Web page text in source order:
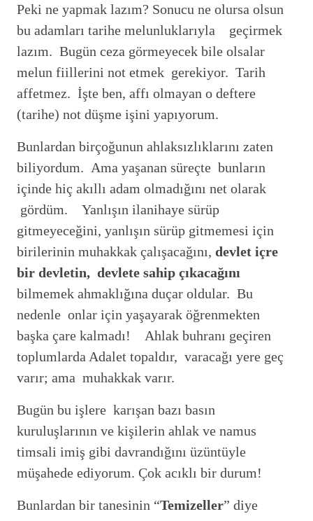
Peki ne yapmak lazım? Sonucu ne olursa olsun
bu adamları tarihe melunluklarıyla geçirmek
lazım. Bugün ceza görmeyecek bile olsalar
melun fiillerini not etmek gerekiyor. Tarih
affetmez. İşte ben, affı olmayan o deftere
(tarihe) not düşme işini yapıyorum.
Bunlardan birçoğunun ahlaksızlıklarını zaten
biliyordum. Ama yaşanan süreçte bunların
içinde hiç akıllı adam olmadığını net olarak
gördüm. Yanlışın ilanihaye sürüp
gitmeyeceğini, yanlışın sürüp gitmemesi için
birilerinin muhakkak çalışacağını, devlet içre
bir devletin, devlete sahip çıkacağını
bilmemek ahmaklığına duçar oldular. Bu
nedenle onlar için yaşayarak öğrenmekten
başka çare kalmadı! Ahlak buhranı geçiren
toplumlarda Adalet topaldır, varacağı yere geç
varır; ama muhakkak varır.
Bugün bu işlere karışan bazı basın
kuruluşlarının ve kişilerin ahlak ve namus
timsali imiş gibi davrandığını üzüntüyle
müşahede ediyorum. Çok acıklı bir durum!
Bunlardan bir tanesinin “Temizeller” diye